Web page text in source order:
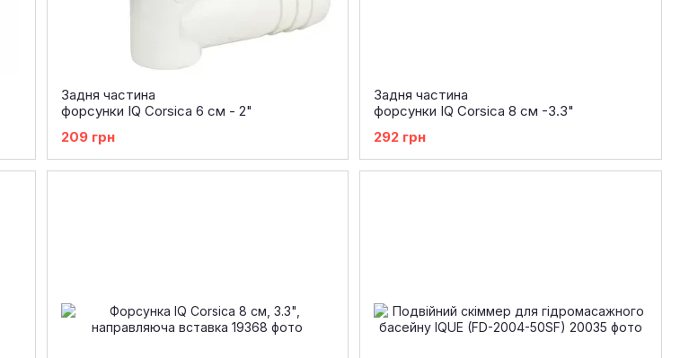
Задня частина
форсунки IQ Corsica 6 см - 2"
209 грн
Задня частина
форсунки IQ Corsica 8 см -3.3"
292 грн